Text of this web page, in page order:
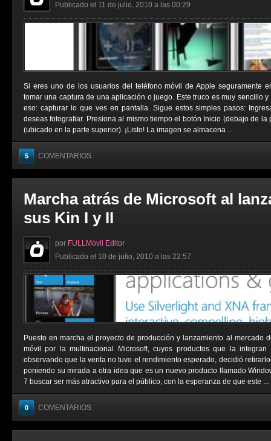
Publicado el 11 de julio, 2010 a las 00:29
Si eres uno de los usuarios del teléfono móvil de Apple seguramente
tomar una captura de una aplicación o juego. Este truco es muy sencillo
eso: capturar lo que ves en pantalla. Sigue estos simples pasos:
deseas fotografiar. Presiona al mismo tiempo el botón Inicio (debajo de
(ubicado en la parte superior). ¡Listo! La imagen se almacena ...
5 COMENTARIOS
Marcha atrás de Microsoft al
sus Kin I y II
por FULLMóvil Editor
Publicado el 10 de julio, 2010 a las 22:57
Puesto en marcha el proyecto de producción y lanzamiento al mercado
móvil por la multinacional Microsoft, cuyos productos que la
observando que la venta no tuvo el rendimiento esperado, decidió
poniendo su mirada a otra idea que es un nuevo producto llamado
7 buscar ser más atractivo para el público, con la esperanza de que este ...
0 COMENTARIOS